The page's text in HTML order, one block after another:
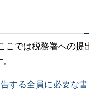
こでは税務署への提
する全員に必要な書